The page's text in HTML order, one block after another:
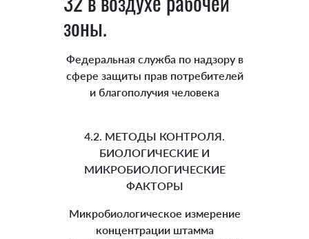
зоны.
Федеральная служба по надзору в
сфере защиты прав потребителей
и благополучия человека
4.2. МЕТОДЫ КОНТРОЛЯ.
БИОЛОГИЧЕСКИЕ И
МИКРОБИОЛОГИЧЕСКИЕ
ФАКТОРЫ
Микробиологическое измерение
концентрации штамма